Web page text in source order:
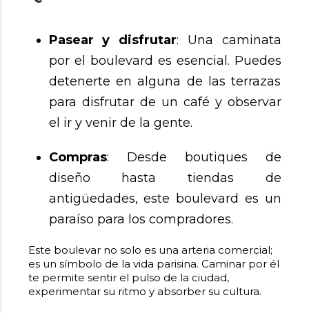
Pasear y disfrutar: Una caminata
por el boulevard es esencial. Puedes
detenerte en alguna de las terrazas
para disfrutar de un café y observar
el ir y venir de la gente.
Compras: Desde boutiques de
diseño hasta tiendas de
antigüedades, este boulevard es un
paraíso para los compradores.
Este boulevar no solo es una arteria comercial;
es un símbolo de la vida parisina. Caminar por él
te permite sentir el pulso de la ciudad,
experimentar su ritmo y absorber su cultura.